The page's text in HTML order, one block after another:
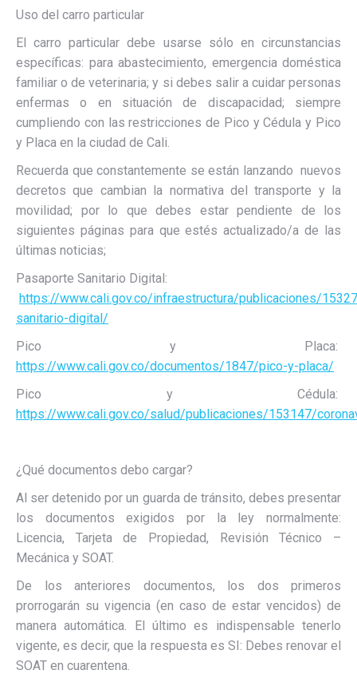
Uso del carro particular
El carro particular debe usarse sólo en circunstancias
específicas: para abastecimiento, emergencia doméstica
familiar o de veterinaria; y si debes salir a cuidar personas
enfermas o en situación de discapacidad; siempre
cumpliendo con las restricciones de Pico y Cédula y Pico
y Placa en la ciudad de Cali.
Recuerda que constantemente se están lanzando nuevos
decretos que cambian la normativa del transporte y la
movilidad; por lo que debes estar pendiente de los
siguientes páginas para que estés actualizado/a de las
últimas noticias;
Pasaporte Sanitario Digital:
https://www.cali.gov.co/infraestructura/publicaciones/
sanitario-digital/
Pico y Placa:
https://www.cali.gov.co/documentos/1847/pico-y-placa/
Pico y Cédula:
https://www.cali.gov.co/salud/publicaciones/153147/
¿Qué documentos debo cargar?
Al ser detenido por un guarda de tránsito, debes presentar
los documentos exigidos por la ley normalmente:
Licencia, Tarjeta de Propiedad, Revisión Técnico –
Mecánica y SOAT.
De los anteriores documentos, los dos primeros
prorrogarán su vigencia (en caso de estar vencidos) de
manera automática. El último es indispensable tenerlo
vigente, es decir, que la respuesta es SI: Debes renovar el
SOAT en cuarentena.